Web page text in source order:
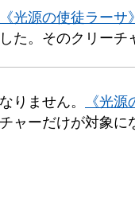
《光源の使徒ラーサ》
した。そのクリーチ
なりません。 《光源
チャーだけが対象に